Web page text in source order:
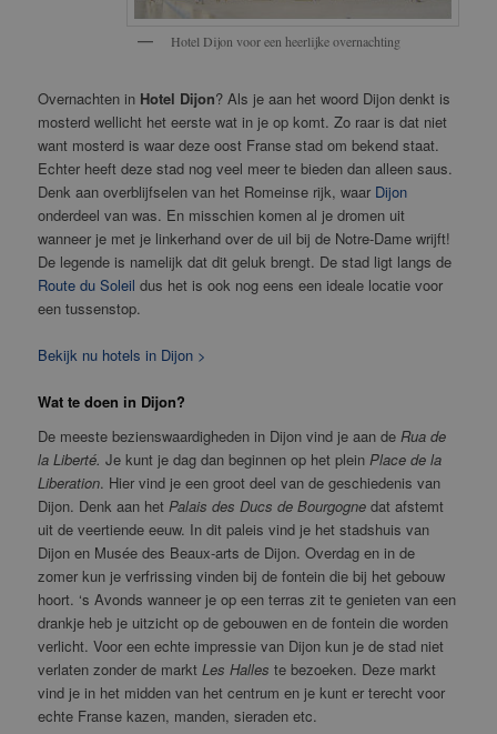
Hotel Dijon voor een heerlijke overnachting
Overnachten in Hotel Dijon? Als je aan het woord Dijon denkt is
mosterd wellicht het eerste wat in je op komt. Zo raar is dat niet
want mosterd is waar deze oost Franse stad om bekend staat.
Echter heeft deze stad nog veel meer te bieden dan alleen saus.
Denk aan overblijfselen van het Romeinse rijk, waar Dijon
onderdeel van was. En misschien komen al je dromen uit
wanneer je met je linkerhand over de uil bij de Notre-Dame wrijft!
De legende is namelijk dat dit geluk brengt. De stad ligt langs de
Route du Soleil dus het is ook nog eens een ideale locatie voor
een tussenstop.
Bekijk nu hotels in Dijon >
Wat tedoen in Dijon?
De meeste bezienswaardigheden in Dijon vind je aan deRua de
la Liberté. Je kunt je dag dan beginnen op het pleinPlace de la
Liberation. Hier vind je een groot deel van de geschiedenis van
Dijon. Denk aan hetPalais des Ducs de Bourgogne dat afstemt
uit de veertiende eeuw. In dit paleis vind je het stadshuis van
Dijon en Musée des Beaux-arts de Dijon. Overdag en in de
zomer kun je verfrissing vinden bij de fontein die bij het gebouw
hoort. ‘s Avonds wanneer je op een terras zit te genieten van een
drankje heb je uitzicht op de gebouwen en de fontein die worden
verlicht. Voor een echte impressie van Dijon kun je de stad niet
verlaten zonder de marktLes Halles te bezoeken. Deze markt
vind je in het midden van het centrum en je kunt er terecht voor
echte Franse kazen, manden, sieraden etc.